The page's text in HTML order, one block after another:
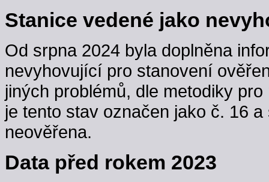
Stanice vedené jako
Od srpna 2024 byla doplněna
nevyhovující pro stanovení
jiných problémů, dle metodiky
je tento stav označen jako č. 16
neověřena.
Data před rokem 2023